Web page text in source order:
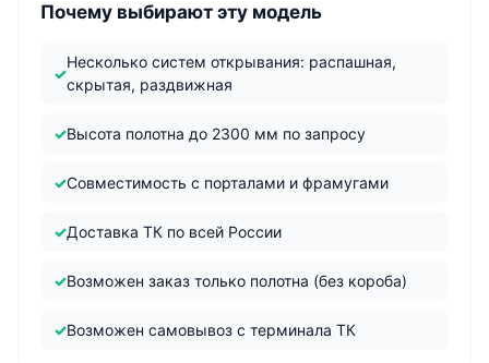
Почему выбирают эту модель
Несколько систем открывания: распашная,
скрытая, раздвижная
Высота полотна до 2300 мм по запросу
Совместимость с порталами и фрамугами
Доставка ТК по всей России
Возможен заказ только полотна (без короба)
Возможен самовывоз с терминала ТК